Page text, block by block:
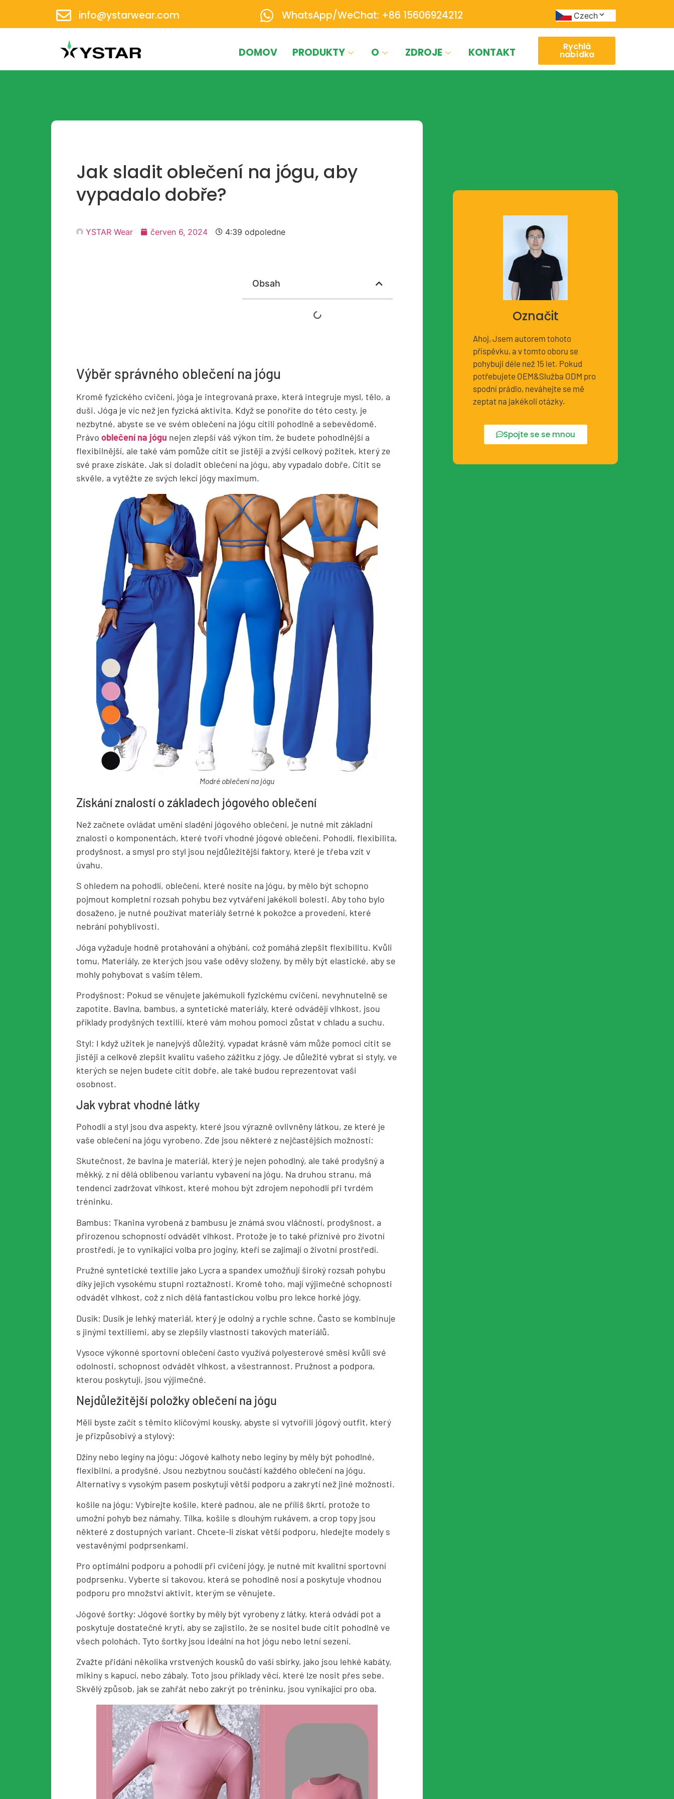
info@ystarwear.com WhatsApp/WeChat: +86 15606924212 Czech
DOMOV PRODUKTY O ZDROJE KONTAKT Rychlá
nabídka
Jak sladit oblečení na jógu, aby
vypadalo dobře?
YSTAR Wear červen 6, 2024 4:39 odpoledne
Obsah
Výběr správného oblečení na jógu
Kromě fyzického cvičení, jóga je integrovaná praxe, která integruje mysl, tělo, a
duši. Jóga je víc než jen fyzická aktivita. Když se ponoříte do této cesty, je
nezbytné, abyste se ve svém oblečení na jógu cítili pohodlně a sebevědomě.
Právo oblečení na jógu nejen zlepší váš výkon tím, že budete pohodlnější a
flexibilnější, ale také vám pomůže cítit se jistěji a zvýší celkový požitek, který ze
své praxe získáte. Jak si doladit oblečení na jógu, aby vypadalo dobře, Cítit se
skvěle, a vytěžte ze svých lekcí jógy maximum.
Modré oblečení na jógu
Získání znalostí o základech jógového oblečení
Než začnete ovládat umění sladění jógového oblečení, je nutné mít základní
znalosti o komponentách, které tvoří vhodné jógové oblečení. Pohodlí, flexibilita,
prodyšnost, a smysl pro styl jsou nejdůležitější faktory, které je třeba vzít v
úvahu.
S ohledem na pohodlí, oblečení, které nosíte na jógu, by mělo být schopno
pojmout kompletní rozsah pohybu bez vytváření jakékoli bolesti. Aby toho bylo
dosaženo, je nutné používat materiály šetrné k pokožce a provedení, které
nebrání pohyblivosti.
Jóga vyžaduje hodně protahování a ohýbání, což pomáhá zlepšit flexibilitu. Kvůli
tomu, Materiály, ze kterých jsou vaše oděvy složeny, by měly být elastické, aby se
mohly pohybovat s vaším tělem.
Prodyšnost: Pokud se věnujete jakémukoli fyzickému cvičení, nevyhnutelně se
zapotíte. Bavlna, bambus, a syntetické materiály, které odvádějí vlhkost, jsou
příklady prodyšných textilií, které vám mohou pomoci zůstat v chladu a suchu.
Styl: I když užitek je nanejvýš důležitý, vypadat krásně vám může pomoci cítit se
jistěji a celkově zlepšit kvalitu vašeho zážitku z jógy. Je důležité vybrat si styly, ve
kterých se nejen budete cítit dobře, ale také budou reprezentovat vaši
osobnost.
Jak vybrat vhodné látky
Pohodlí a styl jsou dva aspekty, které jsou výrazně ovlivněny látkou, ze které je
vaše oblečení na jógu vyrobeno. Zde jsou některé z nejčastějších možností:
Skutečnost, že bavlna je materiál, který je nejen pohodlný, ale také prodyšný a
měkký, z ní dělá oblíbenou variantu vybavení na jógu. Na druhou stranu, má
tendenci zadržovat vlhkost, které mohou být zdrojem nepohodlí při tvrdém
tréninku.
Bambus: Tkanina vyrobená z bambusu je známá svou vláčností, prodyšnost, a
přirozenou schopností odvádět vlhkost. Protože je to také příznivé pro životní
prostředí, je to vynikající volba pro jogíny, kteří se zajímají o životní prostředí.
Pružné syntetické textilie jako Lycra a spandex umožňují široký rozsah pohybu
díky jejich vysokému stupni roztažnosti. Kromě toho, mají výjimečné schopnosti
odvádět vlhkost, což z nich dělá fantastickou volbu pro lekce horké jógy.
Dusík: Dusík je lehký materiál, který je odolný a rychle schne. Často se kombinuje
s jinými textiliemi, aby se zlepšily vlastnosti takových materiálů.
Vysoce výkonné sportovní oblečení často využívá polyesterové směsi kvůli své
odolnosti, schopnost odvádět vlhkost, a všestrannost. Pružnost a podpora,
kterou poskytují, jsou výjimečné.
Nejdůležitější položky oblečení na jógu
Měli byste začít s těmito klíčovými kousky, abyste si vytvořili jógový outfit, který
je přizpůsobivý a stylový:
Džíny nebo legíny na jógu: Jógové kalhoty nebo legíny by měly být pohodlné,
flexibilní, a prodyšné. Jsou nezbytnou součástí každého oblečení na jógu.
Alternativy s vysokým pasem poskytují větší podporu a zakrytí než jiné možnosti.
košile na jógu: Vybírejte košile, které padnou, ale ne příliš škrtí, protože to
umožní pohyb bez námahy. Tílka, košile s dlouhým rukávem, a crop topy jsou
některé z dostupných variant. Chcete-li získat větší podporu, hledejte modely s
vestavěnými podprsenkami.
Pro optimální podporu a pohodlí při cvičení jógy, je nutné mít kvalitní sportovní
podprsenku. Vyberte si takovou, která se pohodlně nosí a poskytuje vhodnou
podporu pro množství aktivit, kterým se věnujete.
Jógové šortky: Jógové šortky by měly být vyrobeny z látky, která odvádí pot a
poskytuje dostatečné krytí, aby se zajistilo, že se nositel bude cítit pohodlně ve
všech polohách. Tyto šortky jsou ideální na hot jógu nebo letní sezení.
Zvažte přidání několika vrstvených kousků do vaší sbírky, jako jsou lehké kabáty,
mikiny s kapucí, nebo zábaly. Toto jsou příklady věcí, které lze nosit přes sebe.
Skvělý způsob, jak se zahřát nebo zakrýt po tréninku, jsou vynikající pro oba.
Označit
Ahoj, Jsem autorem tohoto
příspěvku, a v tomto oboru se
pohybuji déle než 15 let. Pokud
potřebujete OEM&Služba ODM pro
spodní prádlo, neváhejte se mě
zeptat na jakékoli otázky.
Spojte se se mnou